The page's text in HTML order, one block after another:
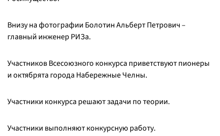
Внизу на фотографии Болотин Альберт Петрович –
главный инженер РИЗа.
Участников Всесоюзного конкурса приветствуют пионеры
и октябрята города Набережные Челны.
Участники конкурса решают задачи по теории.
Участники выполняют конкурсную работу.